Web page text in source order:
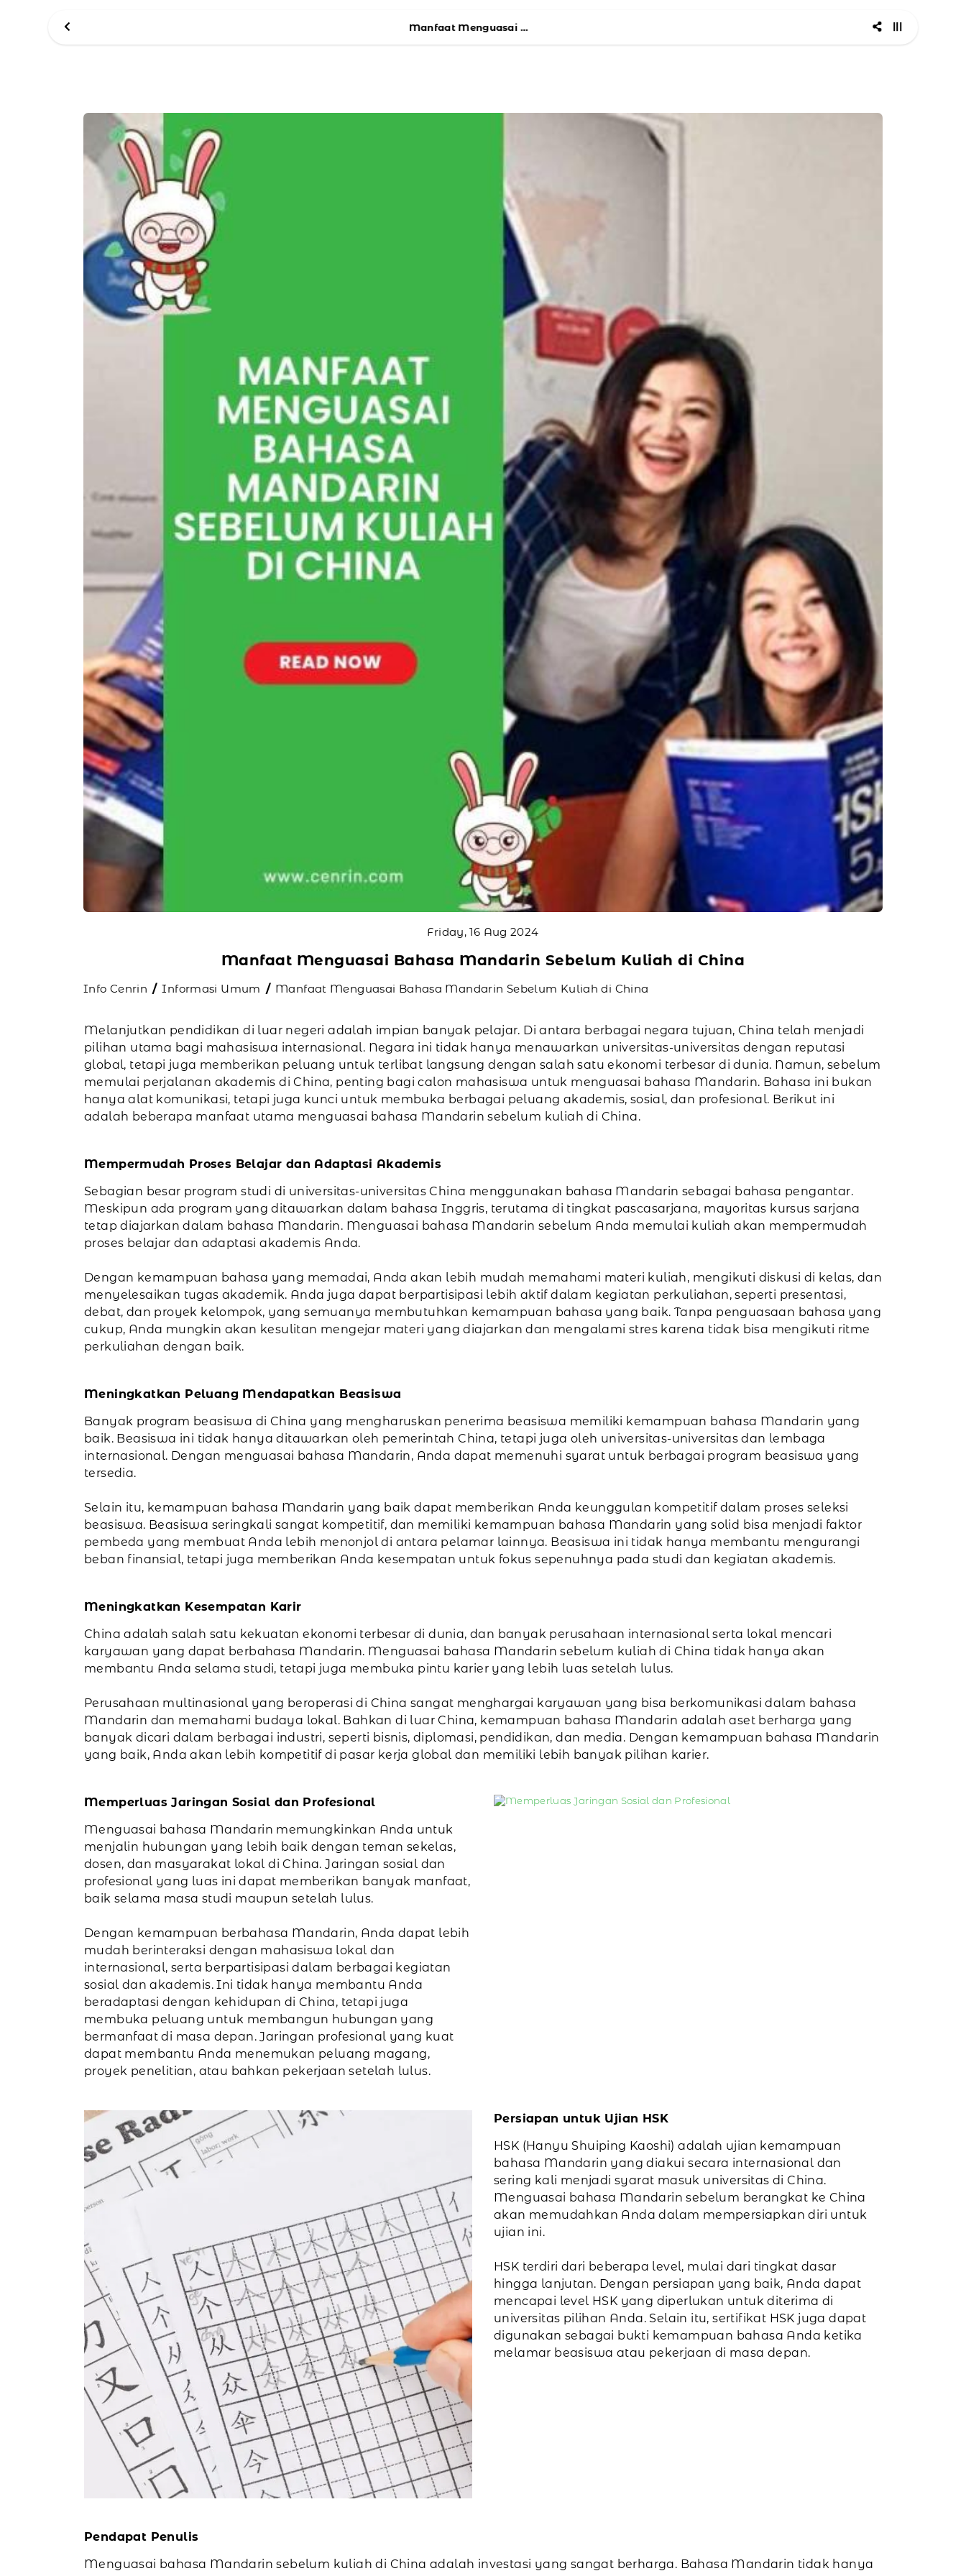
Manfaat Menguasai Bahasa Mandarin Sebelum Kuliah di China
Friday, 16 Aug 2024
Manfaat Menguasai Bahasa Mandarin Sebelum Kuliah di China
Info Cenrin Informasi Umum Manfaat Menguasai Bahasa Mandarin Sebelum Kuliah di China
Melanjutkan pendidikan di luar negeri adalah impian banyak pelajar. Di antara berbagai negara tujuan, China telah menjadi
pilihan utama bagi mahasiswa internasional. Negara ini tidak hanya menawarkan universitas-universitas dengan reputasi
global, tetapi juga memberikan peluang untuk terlibat langsung dengan salah satu ekonomi terbesar di dunia. Namun, sebelum
memulai perjalanan akademis di China, penting bagi calon mahasiswa untuk menguasai bahasa Mandarin. Bahasa ini bukan
hanya alat komunikasi, tetapi juga kunci untuk membuka berbagai peluang akademis, sosial, dan profesional. Berikut ini
adalah beberapa manfaat utama menguasai bahasa Mandarin sebelum kuliah di China.
Mempermudah Proses Belajar dan Adaptasi Akademis
Sebagian besar program studi di universitas-universitas China menggunakan bahasa Mandarin sebagai bahasa pengantar.
Meskipun ada program yang ditawarkan dalam bahasa Inggris, terutama di tingkat pascasarjana, mayoritas kursus sarjana
tetap diajarkan dalam bahasa Mandarin. Menguasai bahasa Mandarin sebelum Anda memulai kuliah akan mempermudah
proses belajar dan adaptasi akademis Anda.
Dengan kemampuan bahasa yang memadai, Anda akan lebih mudah memahami materi kuliah, mengikuti diskusi di kelas, dan
menyelesaikan tugas akademik. Anda juga dapat berpartisipasi lebih aktif dalam kegiatan perkuliahan, seperti presentasi,
debat, dan proyek kelompok, yang semuanya membutuhkan kemampuan bahasa yang baik. Tanpa penguasaan bahasa yang
cukup, Anda mungkin akan kesulitan mengejar materi yang diajarkan dan mengalami stres karena tidak bisa mengikuti ritme
perkuliahan dengan baik.
Meningkatkan Peluang Mendapatkan Beasiswa
Banyak program beasiswa di China yang mengharuskan penerima beasiswa memiliki kemampuan bahasa Mandarin yang
baik. Beasiswa ini tidak hanya ditawarkan oleh pemerintah China, tetapi juga oleh universitas-universitas dan lembaga
internasional. Dengan menguasai bahasa Mandarin, Anda dapat memenuhi syarat untuk berbagai program beasiswa yang
tersedia.
Selain itu, kemampuan bahasa Mandarin yang baik dapat memberikan Anda keunggulan kompetitif dalam proses seleksi
beasiswa. Beasiswa seringkali sangat kompetitif, dan memiliki kemampuan bahasa Mandarin yang solid bisa menjadi faktor
pembeda yang membuat Anda lebih menonjol di antara pelamar lainnya. Beasiswa ini tidak hanya membantu mengurangi
beban finansial, tetapi juga memberikan Anda kesempatan untuk fokus sepenuhnya pada studi dan kegiatan akademis.
Meningkatkan Kesempatan Karir
China adalah salah satu kekuatan ekonomi terbesar di dunia, dan banyak perusahaan internasional serta lokal mencari
karyawan yang dapat berbahasa Mandarin. Menguasai bahasa Mandarin sebelum kuliah di China tidak hanya akan
membantu Anda selama studi, tetapi juga membuka pintu karier yang lebih luas setelah lulus.
Perusahaan multinasional yang beroperasi di China sangat menghargai karyawan yang bisa berkomunikasi dalam bahasa
Mandarin dan memahami budaya lokal. Bahkan di luar China, kemampuan bahasa Mandarin adalah aset berharga yang
banyak dicari dalam berbagai industri, seperti bisnis, diplomasi, pendidikan, dan media. Dengan kemampuan bahasa Mandarin
yang baik, Anda akan lebih kompetitif di pasar kerja global dan memiliki lebih banyak pilihan karier.
Memperluas Jaringan Sosial dan Profesional
Menguasai bahasa Mandarin memungkinkan Anda untuk
menjalin hubungan yang lebih baik dengan teman sekelas,
dosen, dan masyarakat lokal di China. Jaringan sosial dan
profesional yang luas ini dapat memberikan banyak manfaat,
baik selama masa studi maupun setelah lulus.
Dengan kemampuan berbahasa Mandarin, Anda dapat lebih
mudah berinteraksi dengan mahasiswa lokal dan
internasional, serta berpartisipasi dalam berbagai kegiatan
sosial dan akademis. Ini tidak hanya membantu Anda
beradaptasi dengan kehidupan di China, tetapi juga
membuka peluang untuk membangun hubungan yang
bermanfaat di masa depan. Jaringan profesional yang kuat
dapat membantu Anda menemukan peluang magang,
proyek penelitian, atau bahkan pekerjaan setelah lulus.
Persiapan untuk Ujian HSK
HSK (Hanyu Shuiping Kaoshi) adalah ujian kemampuan
bahasa Mandarin yang diakui secara internasional dan
sering kali menjadi syarat masuk universitas di China.
Menguasai bahasa Mandarin sebelum berangkat ke China
akan memudahkan Anda dalam mempersiapkan diri untuk
ujian ini.
HSK terdiri dari beberapa level, mulai dari tingkat dasar
hingga lanjutan. Dengan persiapan yang baik, Anda dapat
mencapai level HSK yang diperlukan untuk diterima di
universitas pilihan Anda. Selain itu, sertifikat HSK juga dapat
digunakan sebagai bukti kemampuan bahasa Anda ketika
melamar beasiswa atau pekerjaan di masa depan.
Pendapat Penulis
Menguasai bahasa Mandarin sebelum kuliah di China adalah investasi yang sangat berharga. Bahasa Mandarin tidak hanya